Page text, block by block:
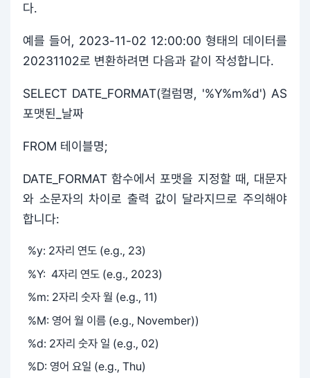
다.
예를 들어, 2023-11-02 12:00:00 형태의 데이터를
20231102로 변환하려면 다음과 같이 작성합니다.
SELECT DATE_FORMAT(컬럼명, '%Y%m%d') AS
포맷된_날짜
FROM 테이블명;
DATE_FORMAT 함수에서 포맷을 지정할 때, 대문자
와 소문자의 차이로 출력 값이 달라지므로 주의해야
합니다:
%y: 2자리 연도 (e.g., 23)
%Y: 4자리 연도 (e.g., 2023)
%m: 2자리 숫자 월 (e.g., 11)
%M: 영어 월 이름 (e.g., November))
%d: 2자리 숫자 일 (e.g., 02)
%D: 영어 요일 (e.g., Thu)